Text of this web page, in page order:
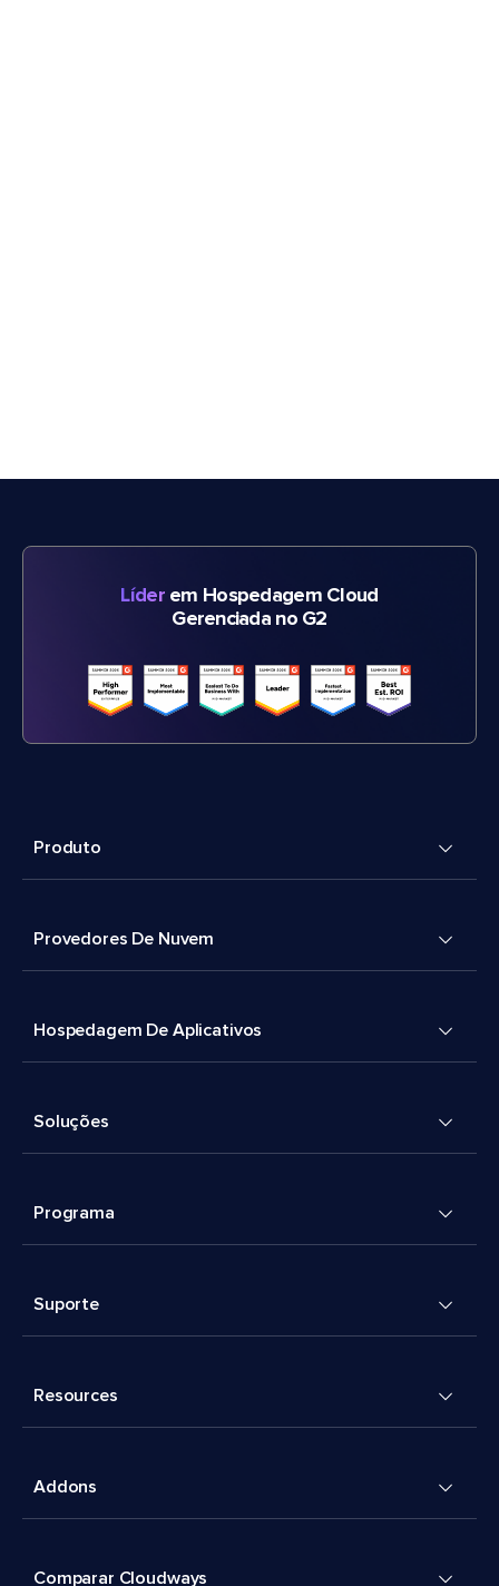
Líderem Hospedagem Cloud
Gerenciada no G2
Produto
Provedores De Nuvem
Hospedagem De Aplicativos
Soluções
Programa
Suporte
Resources
Addons
Comparar Cloudways